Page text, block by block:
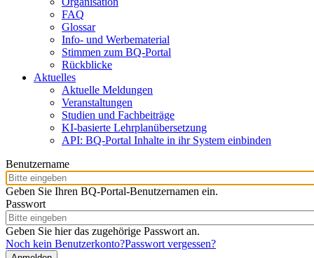
FAQ
Glossar
Info- und Werbematerial
Stimmen zum BQ-Portal
Rückblicke
Aktuelles
Aktuelle Meldungen
Veranstaltungen
Studien und Fachbeiträge
KI-basierte Lehrplanübersetzung
API: BQ-Portal Inhalte in ihr System einbinden
Benutzername
Geben Sie Ihren BQ-Portal-Benutzernamen ein.
Passwort
Geben Sie hier das zugehörige Passwort an.
Noch kein Benutzerkonto?Passwort vergessen?